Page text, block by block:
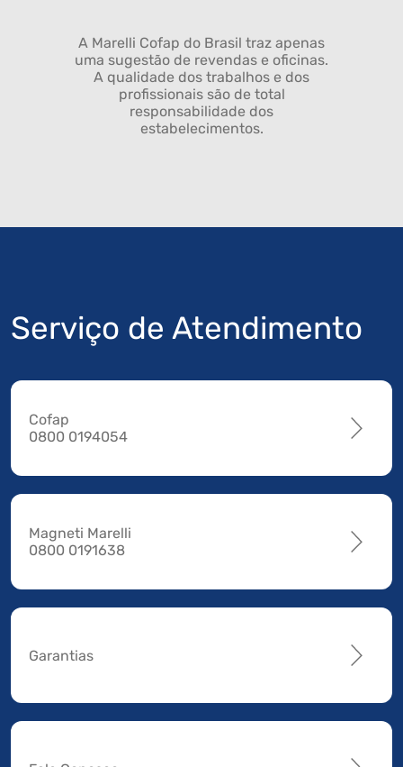
A Marelli Cofap do Brasil traz apenas
uma sugestão de revendas e oficinas.
A qualidade dos trabalhos e dos
profissionais são de total
responsabilidade dos
estabelecimentos.
Serviço de Atendimento
Cofap
0800 0194054
Magneti Marelli
0800 0191638
Garantias